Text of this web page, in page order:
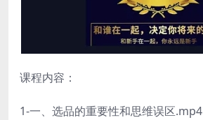
课程内容：
1-一、选品的重要性和思维误区.mp4